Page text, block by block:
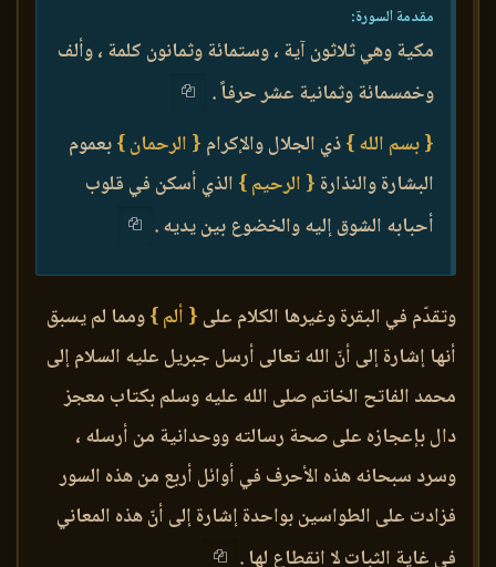
مقدمة السورة:
مكية وهي ثلاثون آية ، وستمائة وثمانون كلمة ، وألف
وخمسمائة وثمانية عشر حرفاً .
{ بسم الله }ذي الجلال والإكرام { الرحمان }بعموم
البشارة والنذارة { الرحيم } الذي أسكن في قلوب
أحبابه الشوق إليه والخضوع بين يديه .
وتقدّم في البقرة وغيرها الكلام على { ألم }ومما لم يسبق
أنها إشارة إلى أنّ الله تعالى أرسل جبريل عليه السلام إلى
محمد الفاتح الخاتم صلى الله عليه وسلم بكتاب معجز
دال بإعجازه على صحة رسالته ووحدانية من أرسله ،
وسرد سبحانه هذه الأحرف في أوائل أربع من هذه السور
فزادت على الطواسين بواحدة إشارة إلى أنّ هذه المعاني
في غاية الثبات لا انقطاع لها .